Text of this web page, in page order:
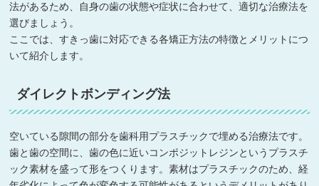
法があるため、自身の歯の状態や症状に合わせて、適切な治療法を
選びましょう。
ここでは、すきっ歯に対応できる各矯正方法の特徴とメリットにつ
いて紹介します。
ダイレクトボンディング法
空いている隙間の部分を歯科用プラスチックで埋める治療法です。
歯と歯の空間に、歯の色に近いコンポジットレジンというプラスチ
ック素材を盛って形をつくります。素材はプラスチックのため、経